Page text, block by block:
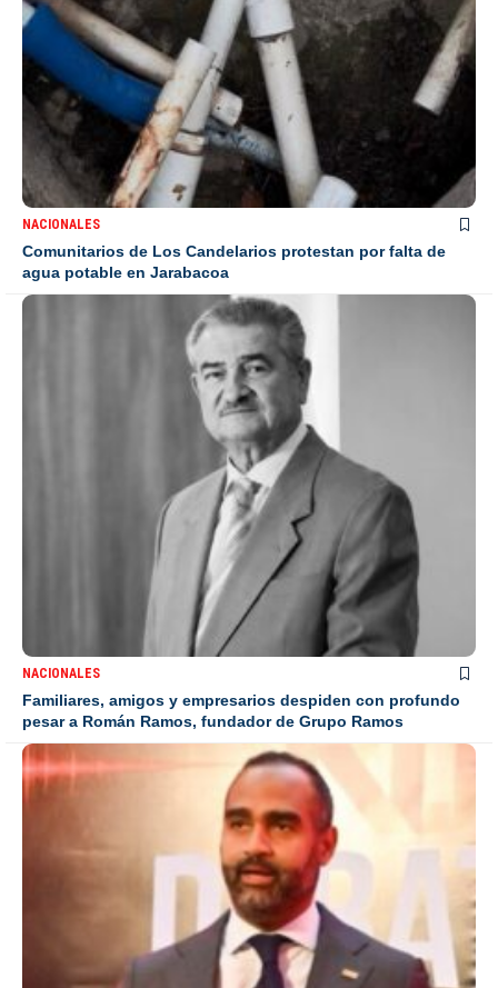
NACIONALES
Comunitarios de Los Candelarios protestan por falta de
agua potable en Jarabacoa
NACIONALES
Familiares, amigos y empresarios despiden con profundo
pesar a Román Ramos, fundador de Grupo Ramos